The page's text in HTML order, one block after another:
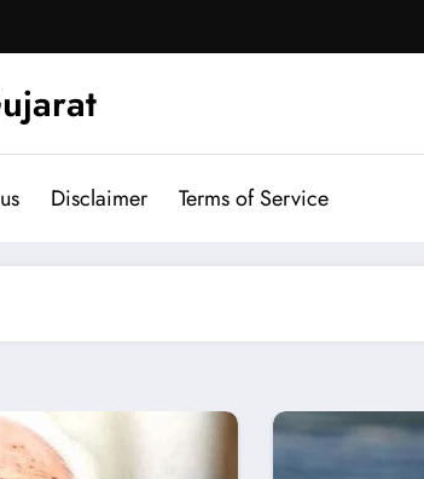
Disclaimer Terms of Service